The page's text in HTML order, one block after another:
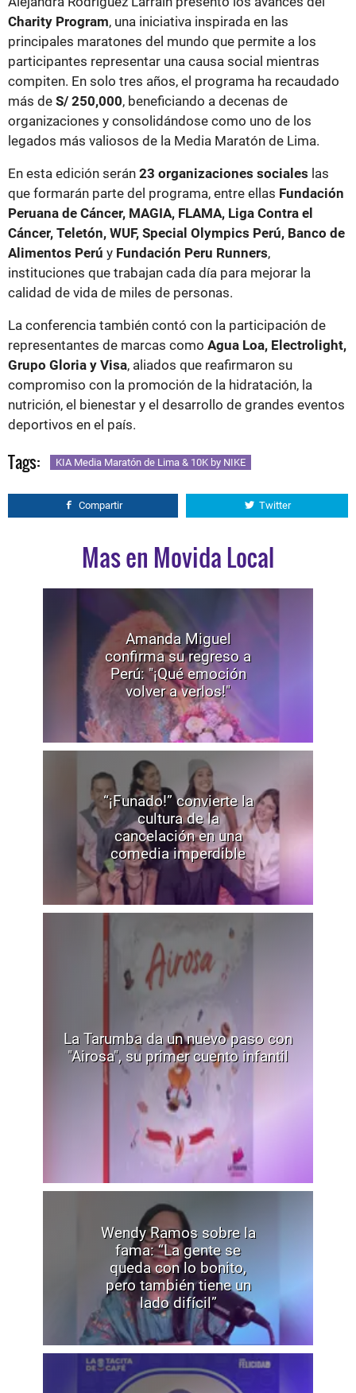
Charity Program, una iniciativa inspirada en las
principales maratones del mundo que permite a los
participantes representar una causa social mientras
compiten. En solo tres años, el programa ha recaudado
más de S/ 250,000, beneficiando a decenas de
organizaciones y consolidándose como uno de los
legados más valiosos de la Media Maratón de Lima.
En esta edición serán 23 organizaciones sociales las
que formarán parte del programa, entre ellas Fundación
Peruana de Cáncer, MAGIA, FLAMA, Liga Contra el
Cáncer, Teletón, WUF, Special Olympics Perú, Banco de
Alimentos Perú y Fundación Peru Runners,
instituciones que trabajan cada día para mejorar la
calidad de vida de miles de personas.
La conferencia también contó con la participación de
representantes de marcas como Agua Loa, Electrolight,
Grupo Gloria y Visa, aliados que reafirmaron su
compromiso con la promoción de la hidratación, la
nutrición, el bienestar y el desarrollo de grandes eventos
deportivos en el país.
Tags: KIA Media Maratón de Lima & 10K by NIKE
Compartir Twitter
Mas en Movida Local
Amanda Miguel
confirma su regreso a
Perú: "¡Qué emoción
volver a verlos!"
“¡Funado!” convierte la
cultura de la
cancelación en una
comedia imperdible
La Tarumba da un nuevo paso con
"Airosa", su primer cuento infantil
Wendy Ramos sobre la
fama: “La gente se
queda con lo bonito,
pero también tiene un
lado difícil”